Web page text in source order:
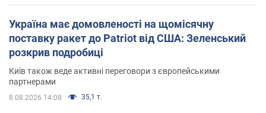
Україна має домовленості на щомісячну
поставку ракет до Patriot від США: Зеленський
розкрив подробиці
Київ також веде активні переговори з європейськими
партнерами
8.08.2026 14:08 35,1 т.